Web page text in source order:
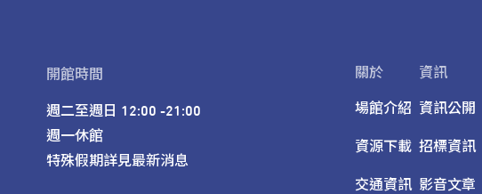
開館時間
週二至週日 12:00 -21:00
週一休館
特殊假期詳見最新消息
關於
場館介紹
資源下載
交通資訊
資訊
資訊公開
招標資訊
影音文章